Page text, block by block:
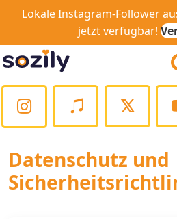
Lokale Instagram-Follower
jetzt verfügbar!
[email
Datenschutz und